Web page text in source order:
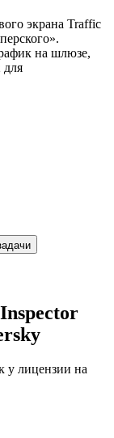
экрана Traffic
на шлюзе,
для
у лицензии на